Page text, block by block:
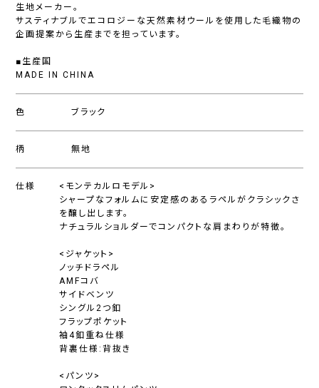
生地メーカー。
サスティナブルでエコロジーな天然素材ウールを使用した毛織物の
企画提案から生産までを担っています。
■生産国
MADE IN CHINA
色 ブラック
柄 無地
仕様
<モンテカルロモデル>
シャープなフォルムに安定感のあるラペルがクラシックさ
を醸し出します。
ナチュラルショルダーでコンパクトな肩まわりが特徴。
<ジャケット>
ノッチドラペル
AMFコバ
サイドベンツ
シングル2つ釦
フラップポケット
袖4釦重ね仕様
背裏仕様:背抜き
<パンツ>